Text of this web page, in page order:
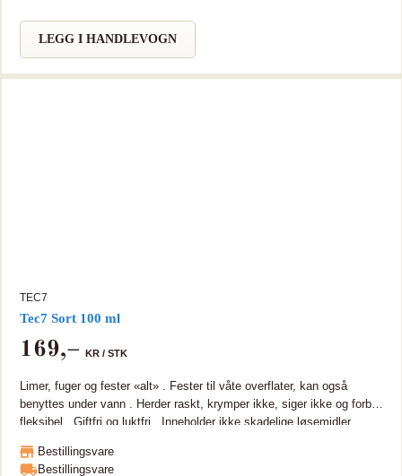
ftalater, isocyanater eller skadelige løsemidler. TEC7 tåler å fryse og
tine gjentatte ganger i sin forpakning uten å miste sine egenskaper.
TEC7 fester godt selv om overflaten er fuktig, og kan til og med
LEGG I HANDLEVOGN
TEC7
Tec7 Sort 100 ml
169,– KR / STK
Limer, fuger og fester «alt» . Fester til våte overflater, kan også
benyttes under vann . Herder raskt, krymper ikke, siger ikke og forblir
fleksibel . Giftfri og luktfri . Inneholder ikke skadelige løsemidler .
brukes som monteringslim, tettemasse eller fugemasse på de fleste
Bestillingsvare
Bestillingsvare